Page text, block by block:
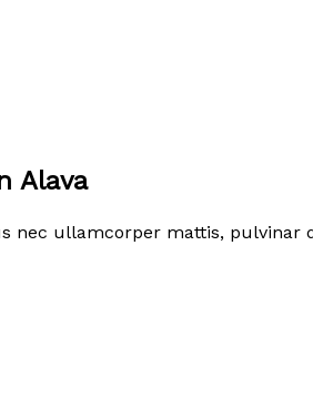
Alava
nec ullamcorper mattis, pulvinar